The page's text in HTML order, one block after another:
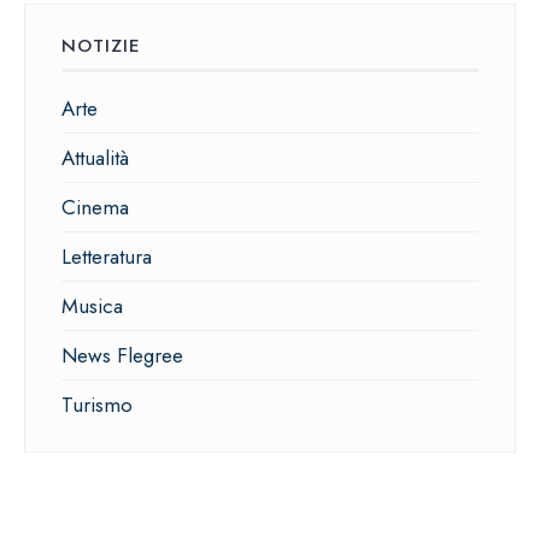
NOTIZIE
Arte
Attualità
Cinema
Letteratura
Musica
News Flegree
Turismo